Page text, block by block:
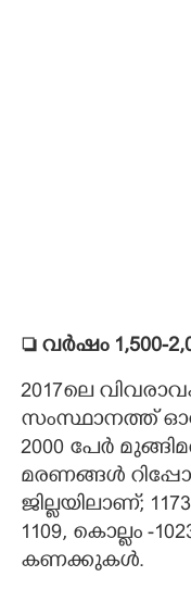
 വർഷം 1,500-
2017ലെ
സംസ്ഥാനത്ത്
2000 പേർ
മരണങ്ങൾ
ജില്ലയിലാണ്;
1109, കൊല്ലം -
കണക്കുകൾ.